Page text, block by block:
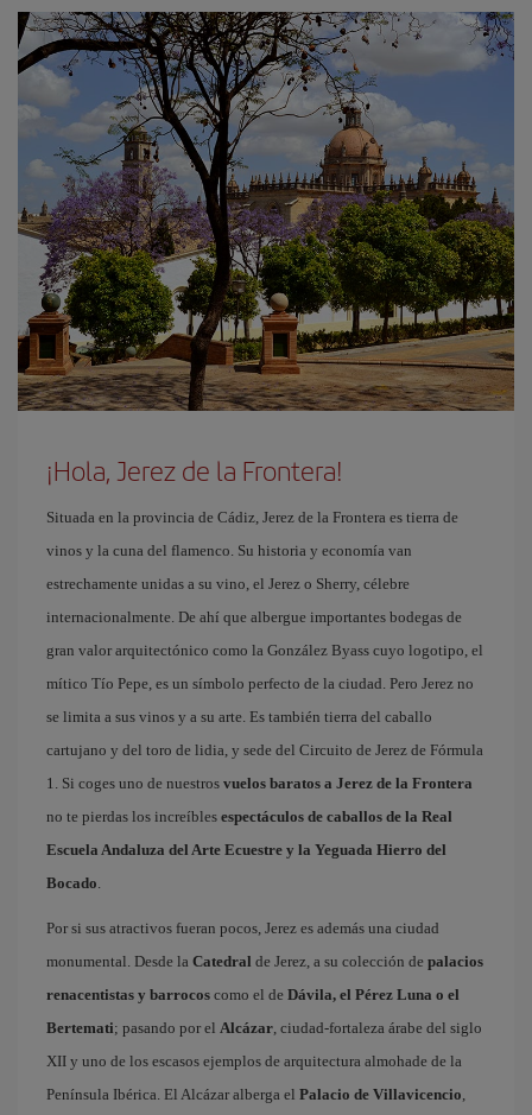
¡Hola, Jerez de la Frontera!
Situada en la provincia de Cádiz, Jerez de la Frontera es tierra de
vinos y la cuna del flamenco. Su historia y economía van
estrechamente unidas a su vino, el Jerez o Sherry, célebre
internacionalmente. De ahí que albergue importantes bodegas de
gran valor arquitectónico como la González Byass cuyo logotipo, el
mítico Tío Pepe, es un símbolo perfecto de la ciudad. Pero Jerez no
se limita a sus vinos y a su arte. Es también tierra del caballo
cartujano y del toro de lidia, y sede del Circuito de Jerez de Fórmula
1. Si coges uno de nuestros vuelos baratos a Jerez de la Frontera
no te pierdas los increíbles espectáculos de caballos de la Real
Escuela Andaluza del Arte Ecuestre y la Yeguada Hierro del
Bocado.
Por si sus atractivos fueran pocos, Jerez es además una ciudad
monumental. Desde la Catedral de Jerez, a su colección de palacios
renacentistas y barrocos como el de Dávila, el Pérez Luna o el
Bertemati; pasando por el Alcázar, ciudad-fortaleza árabe del siglo
XII y uno de los escasos ejemplos de arquitectura almohade de la
Península Ibérica. El Alcázar alberga el Palacio de Villavicencio,